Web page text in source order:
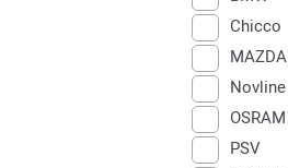
Chicco
MAZDA
Novline
OSRAM
PSV